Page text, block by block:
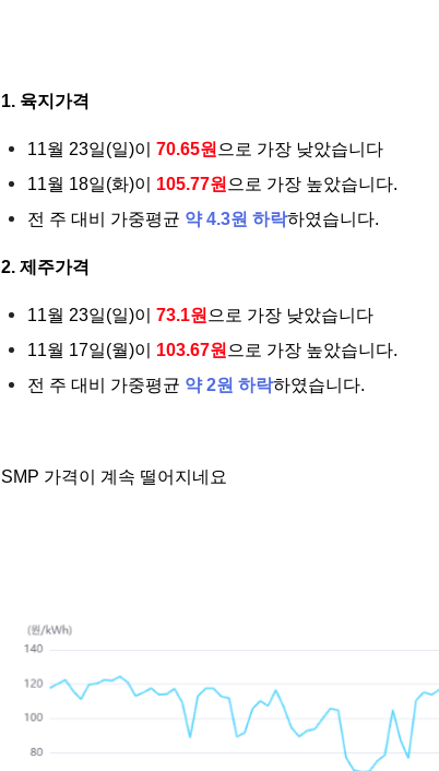
1. 육지가격
11월 23일(일)이 70.65원 으로 가장 낮았습니다
11월 18일(화)이
105.77원 으로 가장 높았습니다.
전 주 대비 가중평균 약 4.3원 하락하였습니다.
2. 제주가격
11월 23일(일)이 73.1원 으로 가장 낮았습니다
11월 17일(월)이
103.67원 으로 가장 높았습니다.
전 주 대비 가중평균 약 2원 하락하였습니다.
SMP 가격이 계속 떨어지네요